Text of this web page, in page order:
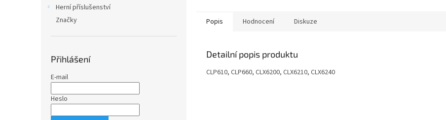
Herní příslušenství
Značky
Přihlášení
E-mail
Heslo
Popis Hodnocení Diskuze
Detailní popis produktu
CLP610, CLP660, CLX6200, CLX6210, CLX6240